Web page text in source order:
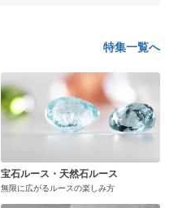
特集一覧へ
宝石ルース・天然石ルース
無限に広がるルースの楽しみ方